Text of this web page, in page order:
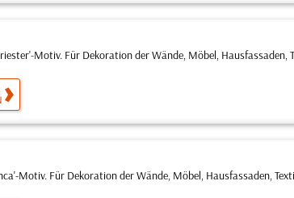
Motiv. Für Dekoration der Wände, Möbel, Hausfassaden,
Motiv. Für Dekoration der Wände, Möbel, Hausfassaden,